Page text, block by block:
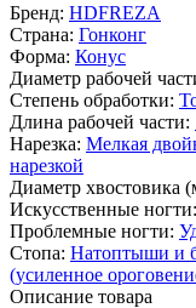
Бренд: HDFREZA
Страна: Гонконг
Форма: Конус
Диаметр рабочей
Степень обработки:
Длина рабочей части:
Нарезка: Мелкая
нарезкой
Диаметр хвостовика
Искусственные ногти:
Проблемные ногти:
Стопа: Натоптыши и
(усиленное
Описание товара